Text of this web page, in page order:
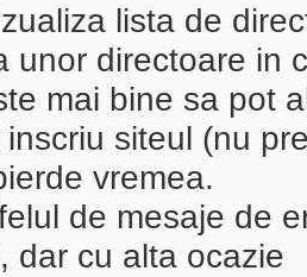
lista de
unor directoare in
mai bine sa pot
siteul (nu
vremea.
de mesaje de
dar cu alta ocazie